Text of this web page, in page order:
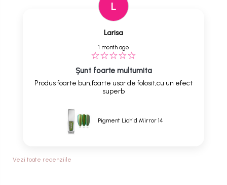
L
Larisa
1 month ago
Șunt foarte multumita
Produs foarte bun,foarte usor de folosit,cu un efect
superb
Pigment Lichid Mirror 14
Vezi toate recenziile